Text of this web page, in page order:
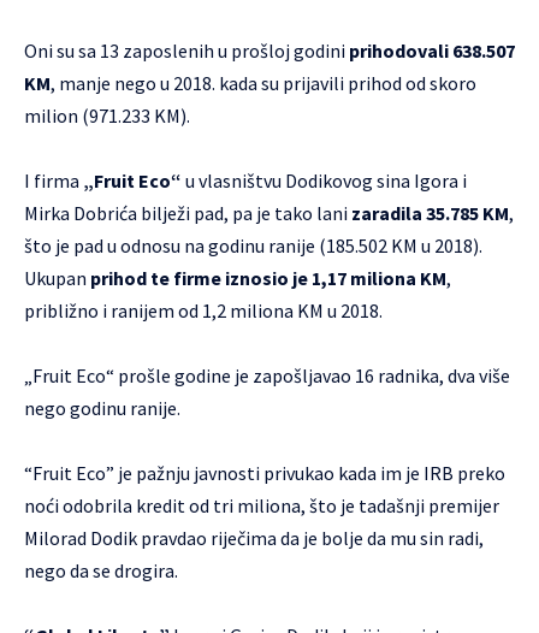
Oni su sa 13 zaposlenih u prošloj godini prihodovali 638.507
KM, manje nego u 2018. kada su prijavili prihod od skoro
milion (971.233 KM).
I firma „Fruit Eco“ u vlasništvu Dodikovog sina Igora i
Mirka Dobrića bilježi pad, pa je tako lani zaradila 35.785 KM,
što je pad u odnosu na godinu ranije (185.502 KM u 2018).
Ukupan prihod te firme iznosio je 1,17 miliona KM,
približno i ranijem od 1,2 miliona KM u 2018.
„Fruit Eco“ prošle godine je zapošljavao 16 radnika, dva više
nego godinu ranije.
“Fruit Eco” je pažnju javnosti privukao kada im je IRB preko
noći odobrila kredit od tri miliona, što je tadašnji premijer
Milorad Dodik pravdao riječima da je bolje da mu sin radi,
nego da se drogira.